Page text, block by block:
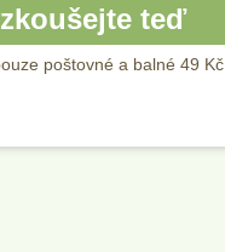
teď
poštovné a balné 49 Kč